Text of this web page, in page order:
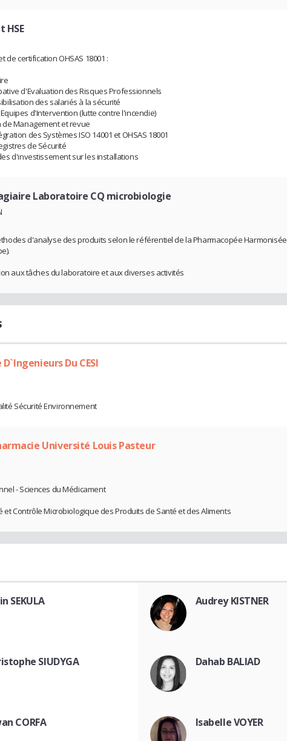
HSE
de certification OHSAS 18001 :
d'Evaluation des Risques Professionnels
des salariés à la sécurité
d'Intervention (lutte contre l'incendie)
de Management et revue
des Systèmes ISO 14001 et OHSAS 18001
de Sécurité
d'investissement sur les installations
Laboratoire CQ microbiologie
d'analyse des produits selon le référentiel de la Pharmacopée Harmonisée
aux tâches du laboratoire et aux diverses activités
D`Ingenieurs Du CESI
Sécurité Environnement
Université Louis Pasteur
- Sciences du Médicament
et Contrôle Microbiologique des Produits de Santé et des Aliments
SEKULA Audrey KISTNER
SIUDYGA Dahab BALIAD
CORFA Isabelle VOYER